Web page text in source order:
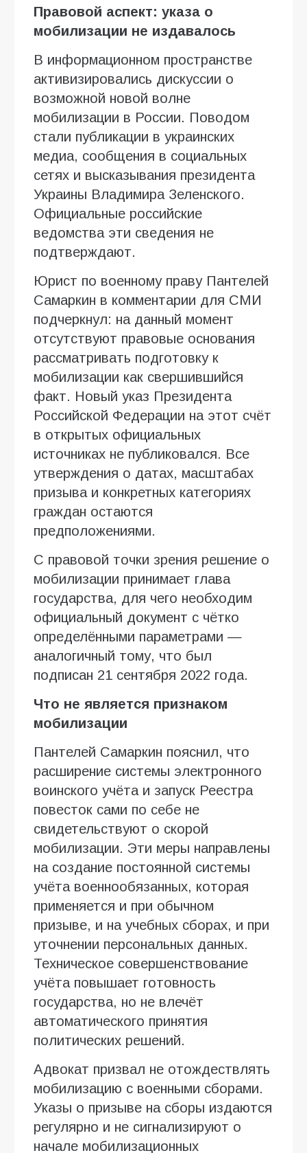
Правовой аспект: указа о
мобилизации не издавалось
В информационном пространстве
активизировались дискуссии о
возможной новой волне
мобилизации в России. Поводом
стали публикации в украинских
медиа, сообщения в социальных
сетях и высказывания президента
Украины Владимира Зеленского.
Официальные российские
ведомства эти сведения не
подтверждают.
Юрист по военному праву Пантелей
Самаркин в комментарии для СМИ
подчеркнул: на данный момент
отсутствуют правовые основания
рассматривать подготовку к
мобилизации как свершившийся
факт. Новый указ Президента
Российской Федерации на этот счёт
в открытых официальных
источниках не публиковался. Все
утверждения о датах, масштабах
призыва и конкретных категориях
граждан остаются
предположениями.
С правовой точки зрения решение о
мобилизации принимает глава
государства, для чего необходим
официальный документ с чётко
определёнными параметрами —
аналогичный тому, что был
подписан 21 сентября 2022 года.
Что не является признаком
мобилизации
Пантелей Самаркин пояснил, что
расширение системы электронного
воинского учёта и запуск Реестра
повесток сами по себе не
свидетельствуют о скорой
мобилизации. Эти меры направлены
на создание постоянной системы
учёта военнообязанных, которая
применяется и при обычном
призыве, и на учебных сборах, и при
уточнении персональных данных.
Техническое совершенствование
учёта повышает готовность
государства, но не влечёт
автоматического принятия
политических решений.
Адвокат призвал не отождествлять
мобилизацию с военными сборами.
Указы о призыве на сборы издаются
регулярно и не сигнализируют о
начале мобилизационных